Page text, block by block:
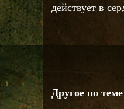
действует в
Другое по теме